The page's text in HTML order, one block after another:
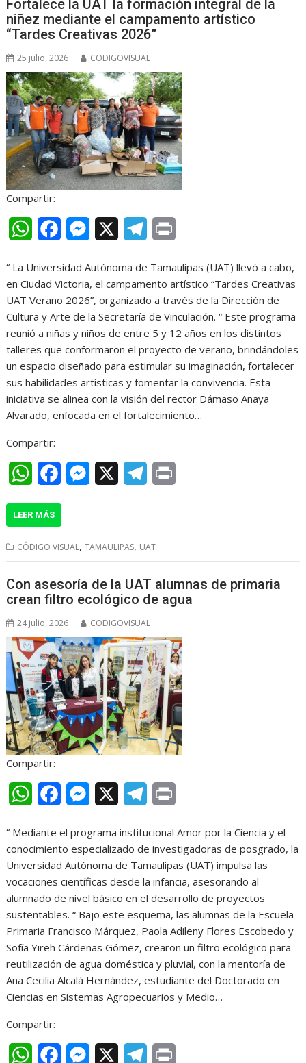
A
p
p
o
o
k
n
g
e
r
r
a
m
Fortalece la UAT la formación integral de la
niñez mediante el campamento artístico
“Tardes Creativas 2026”
25 julio, 2026 CODIGOVISUAL
Compartir:
W
a
t
s
A
p
p
c
e
b
o
o
k
M
s
s
e
n
g
e
r
e
g
r
a
m
i
n
t
“ La Universidad Autónoma de Tamaulipas (UAT) llevó a cabo,
en Ciudad Victoria, el campamento artístico “Tardes Creativas
UAT Verano 2026”, organizado a través de la Dirección de
Cultura y Arte de la Secretaría de Vinculación. “ Este programa
reunió a niñas y niños de entre 5 y 12 años en los distintos
talleres que conformaron el proyecto de verano, brindándoles
un espacio diseñado para estimular su imaginación, fortalecer
sus habilidades artísticas y fomentar la convivencia. Esta
iniciativa se alinea con la visión del rector Dámaso Anaya
Alvarado, enfocada en el fortalecimiento…
Compartir:
W
a
t
s
A
p
e
b
o
k
M
s
e
n
e
r
e
g
r
m
t
LEER MÁS
CÓDIGO VISUAL,TAMAULIPAS, UAT
Con asesoría de la UAT alumnas de primaria
crean filtro ecológico de agua
24 julio, 2026 CODIGOVISUAL
Compartir:
W
a
t
s
A
p
c
e
b
o
o
M
s
s
e
n
g
r
l
e
g
r
a
i
n
t
“ Mediante el programa institucional Amor por la Ciencia y el
conocimiento especializado de investigadoras de posgrado, la
Universidad Autónoma de Tamaulipas (UAT) impulsa las
vocaciones científicas desde la infancia, asesorando al
alumnado de nivel básico en el desarrollo de proyectos
sustentables. “ Bajo este esquema, las alumnas de la Escuela
Primaria Francisco Márquez, Paola Adileny Flores Escobedo y
Sofía Yireh Cárdenas Gómez, crearon un filtro ecológico para
reutilización de agua doméstica y pluvial, con la mentoría de
Ana Cecilia Alcalá Hernández, estudiante del Doctorado en
Ciencias en Sistemas Agropecuarios y Medio…
Compartir:
W
M